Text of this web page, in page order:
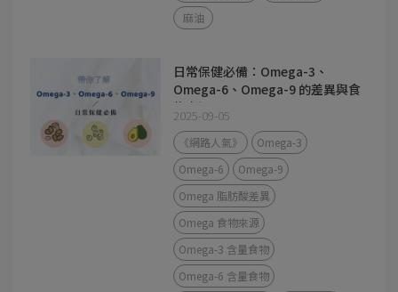
麻油
日常保健必備：Omega-3、
Omega-6、Omega-9 的差異與食
物來源
2025-09-05
《網路人氣》
Omega-3
Omega-6
Omega-9
Omega 脂肪酸差異
Omega 食物來源
Omega-3 含量食物
Omega-6 含量食物